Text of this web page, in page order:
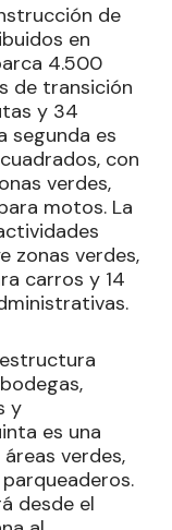
de
en
4.500
de transición
y 34
segunda es
con
verdes,
motos. La
zonas verdes,
carros y 14
y
es una
verdes,
desde el